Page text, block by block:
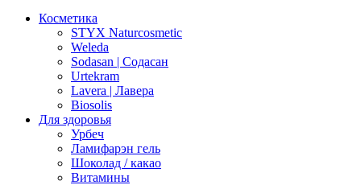
Косметика
STYX Naturcosmetic
Weleda
Sodasan | Содасан
Urtekram
Lavera | Лавера
Biosolis
Для здоровья
Урбеч
Ламифарэн гель
Шоколад / какао
Витамины